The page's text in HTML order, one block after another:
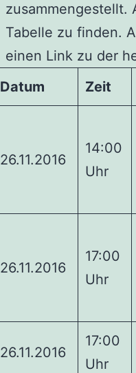
zusammengestellt.
Tabelle zu finden.
einen Link zu der
Datum
Zeit
26.11.2016
14:00
Uhr
26.11.2016
17:00
Uhr
26.11.2016
17:00
Uhr